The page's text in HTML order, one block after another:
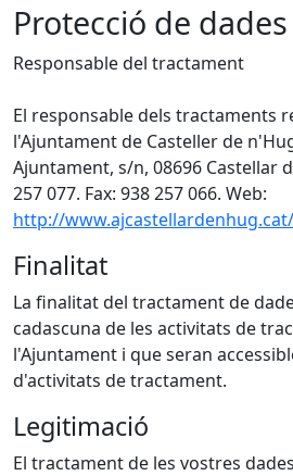
Protecció de dades
Responsable del tractament
El responsable dels tractaments
l'Ajuntament de Casteller de
Ajuntament, s/n, 08696 Castellar
257 077. Fax: 938 257 066. Web:
http://www.ajcastellardenhug.cat/
Finalitat
La finalitat del tractament de
cadascuna de les activitats de
l'Ajuntament i que seran
d'activitats de tractament.
Legitimació
El tractament de les vostres